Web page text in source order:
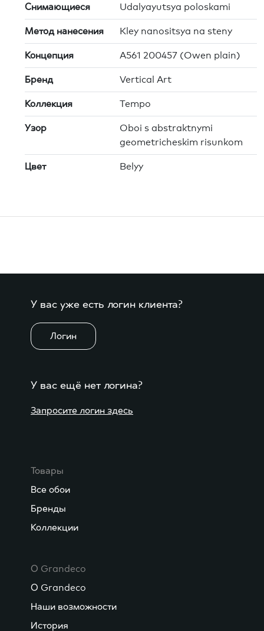
Снимающиеся Udalyayutsya poloskami
Метод нанесения Kley nanositsya na steny
Концепция A561 200457 (Owen plain)
Бренд Vertical Art
Коллекция Tempo
Узор
Oboi s abstraktnymi
geometricheskim risunkom
Цвет Belyy
У вас уже есть логин клиента?
Логин
У вас ещё нет логина?
Запросите логин здесь
Товары
Все обои
Бренды
Коллекции
О Grandeco
О Grandeco
Наши возможности
История